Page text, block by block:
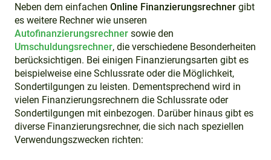
Neben dem einfachen Online Finanzierungsrechner gibt
es weitere Rechner wie unseren
Autofinanzierungsrechner sowie den
Umschuldungsrechner, die verschiedene Besonderheiten
berücksichtigen. Bei einigen Finanzierungsarten gibt es
beispielweise eine Schlussrate oder die Möglichkeit,
Sondertilgungen zu leisten. Dementsprechend wird in
vielen Finanzierungsrechnern die Schlussrate oder
Sondertilgungen mit einbezogen. Darüber hinaus gibt es
diverse Finanzierungsrechner, die sich nach speziellen
Verwendungszwecken richten: